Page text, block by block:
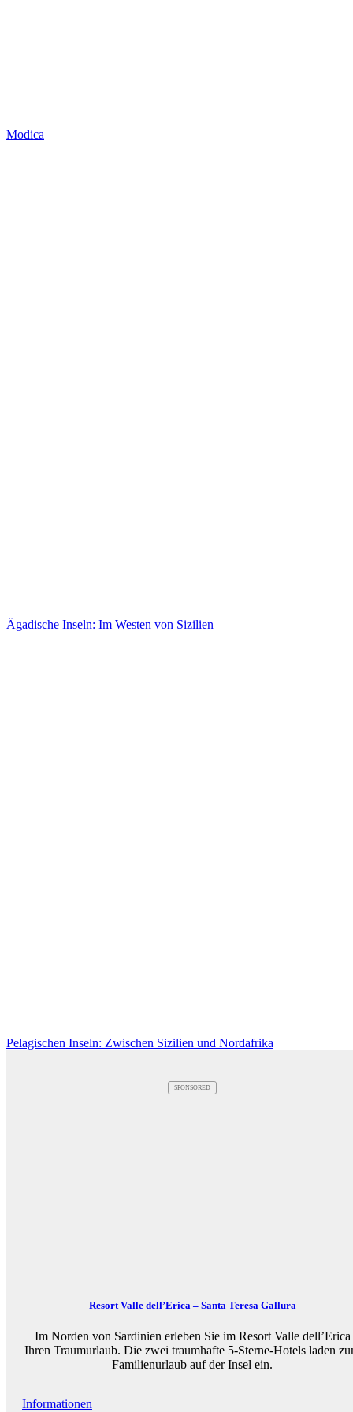
Modica
Ägadische Inseln: Im Westen von Sizilien
Pelagischen Inseln: Zwischen Sizilien und Nordafrika
SPONSORED
Resort Valle dell’Erica – Santa Teresa Gallura
Im Norden von Sardinien erleben Sie im Resort Valle dell’Erica
Ihren Traumurlaub. Die zwei traumhafte 5-Sterne-Hotels laden
Familienurlaub auf der Insel ein.
Informationen